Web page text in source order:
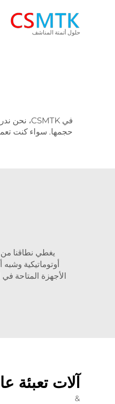
حلول أتمتة المناشف
في CSMTK، نحن ندرك الحاجة الكبيرة إلى حلول تعبئة فعّالة وموثوقة
حجمها. سواء كنت
يغطي نطاقنا من
أوتوماتيكية وشبه
آلات تعبئة
&